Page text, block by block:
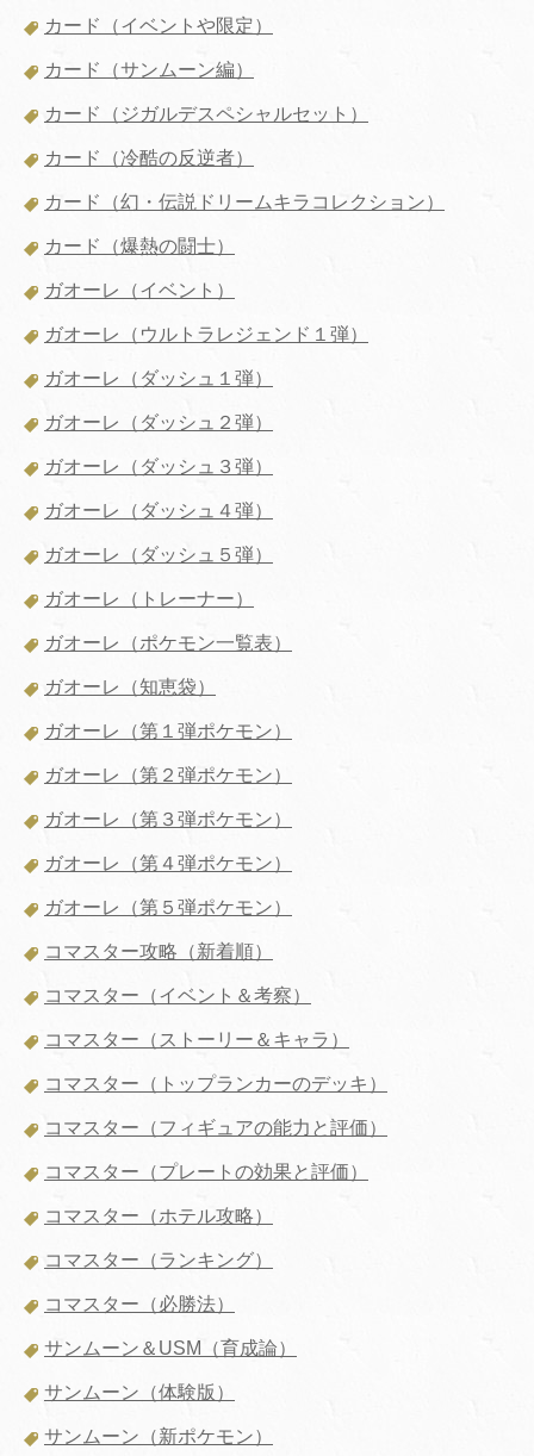
カード（イベントや限定）
カード（サンムーン編）
カード（ジガルデスペシャルセット）
カード（冷酷の反逆者）
カード（幻・伝説ドリームキラコレクション）
カード（爆熱の闘士）
ガオーレ（イベント）
ガオーレ（ウルトラレジェンド１弾）
ガオーレ（ダッシュ１弾）
ガオーレ（ダッシュ２弾）
ガオーレ（ダッシュ３弾）
ガオーレ（ダッシュ４弾）
ガオーレ（ダッシュ５弾）
ガオーレ（トレーナー）
ガオーレ（ポケモン一覧表）
ガオーレ（知恵袋）
ガオーレ（第１弾ポケモン）
ガオーレ（第２弾ポケモン）
ガオーレ（第３弾ポケモン）
ガオーレ（第４弾ポケモン）
ガオーレ（第５弾ポケモン）
コマスター攻略（新着順）
コマスター（イベント＆考察）
コマスター（ストーリー＆キャラ）
コマスター（トップランカーのデッキ）
コマスター（フィギュアの能力と評価）
コマスター（プレートの効果と評価）
コマスター（ホテル攻略）
コマスター（ランキング）
コマスター（必勝法）
サンムーン＆USM（育成論）
サンムーン（体験版）
サンムーン（新ポケモン）